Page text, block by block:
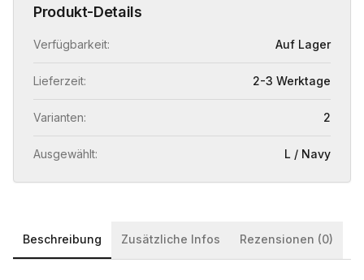
Produkt-Details
Verfügbarkeit: Auf Lager
Lieferzeit: 2-3 Werktage
Varianten: 2
Ausgewählt: L / Navy
Beschreibung Zusätzliche Infos Rezensionen (0)